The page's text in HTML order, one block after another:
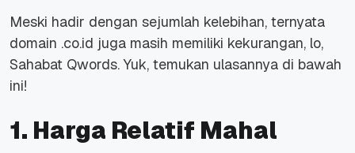
Meski hadir dengan sejumlah kelebihan, ternyata
domain .co.id juga masih memiliki kekurangan, lo,
Sahabat Qwords. Yuk, temukan ulasannya di bawah
ini!
1. Harga Relatif Mahal